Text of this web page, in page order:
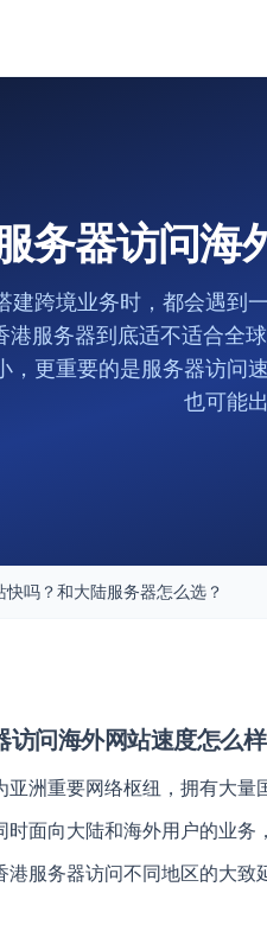
务器访问海
建跨境业务时，都会遇到
港服务器到底适不适合全
，更重要的是服务器访问
也可能
吗？和大陆服务器怎么选？
访问海外网站速度怎么样
亚洲重要网络枢纽，拥有大
时面向大陆和海外用户的业务
港服务器访问不同地区的大致